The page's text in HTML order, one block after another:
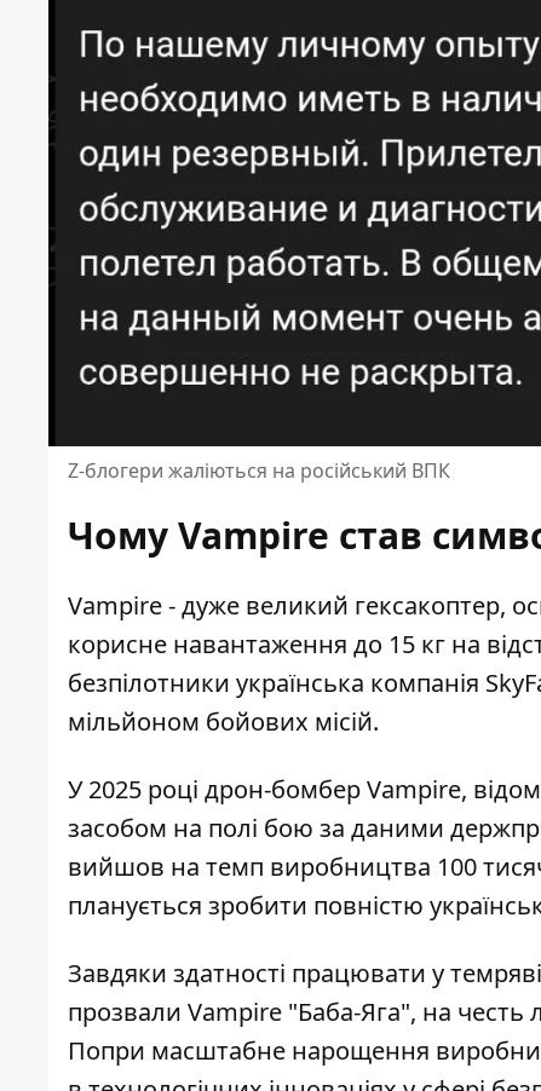
Z-блогери жаліються на російський ВПК
Чому Vampire став
Vampire - дуже великий гексакоптер,
корисне навантаження до 15 кг на
безпілотники українська компанія
мільйоном бойових місій.
У 2025 році дрон-бомбер Vampire,
засобом на полі бою за даними
вийшов на темп виробництва 100
планується зробити повністю
Завдяки здатності працювати у
прозвали Vampire "Баба-Яга", на честь
Попри масштабне нарощення